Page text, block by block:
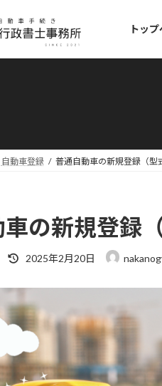
トッ
自動車登録 普通自動車の新規登録（型
の新規登録
最
日
時
2025年2月20日